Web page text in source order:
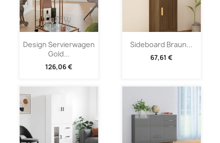
Design Servierwagen
Gold...
126,06 €
Sideboard Braun...
67,61 €